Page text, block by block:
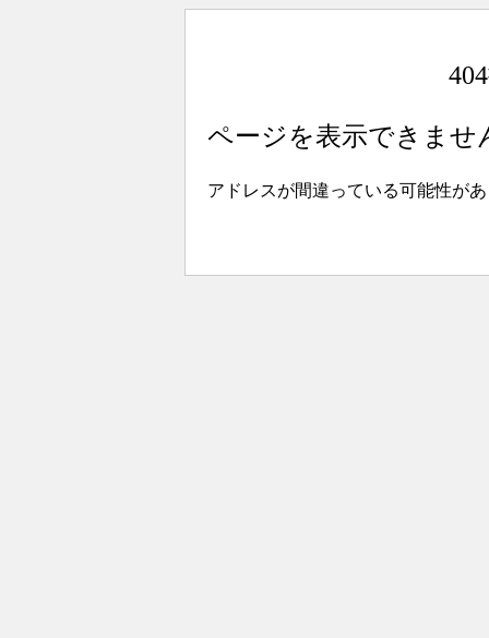
ページを表示できませ
アドレスが間違っている可能性が